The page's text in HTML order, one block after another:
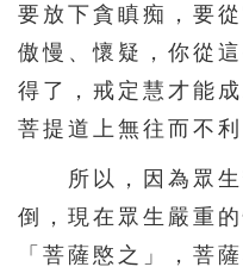
要放下貪瞋痴，要
傲慢、懷疑，你從
得了，戒定慧才能
菩提道上無往而不
所以，因為眾生
倒，現在眾生嚴重
「菩薩愍之」，菩